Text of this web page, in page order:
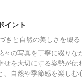
イント
きと自然の美しさを綴る
々の写真を丁寧に綴り
せを大切にする姿勢が
自然や季節感を楽しむ